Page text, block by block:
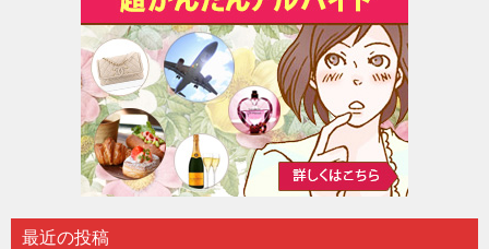
最近の投稿